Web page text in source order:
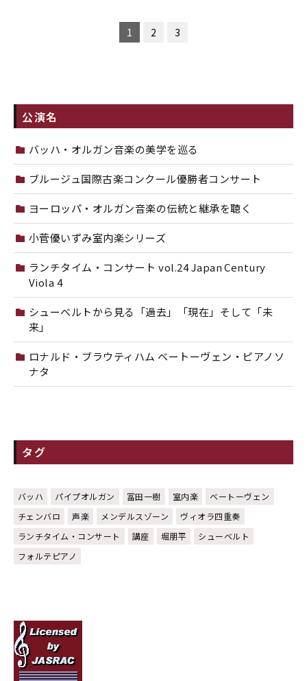
1 2 3
公演名
バッハ・オルガン音楽の美学を巡る
ブルージュ国際古楽コンクール優勝者コンサート
ヨーロッパ・オルガン音楽の伝統と継承を聴く
小菅優いずみ室内楽シリーズ
ランチタイム・コンサート vol.24 Japan Century
Viola 4
シューベルトから見る「過去」「現在」そして「未
来」
ロナルド・ブラウティハム ベートーヴェン・ピアノソ
ナタ
タグ
バッハ パイプオルガン 冨田一樹 室内楽
ベートーヴェン
チェンバロ
声楽 メンデルスゾーン
ヴィオラ四重奏
ランチタイム・コンサート
講座 堀朋平
シューベルト
フォルテピアノ